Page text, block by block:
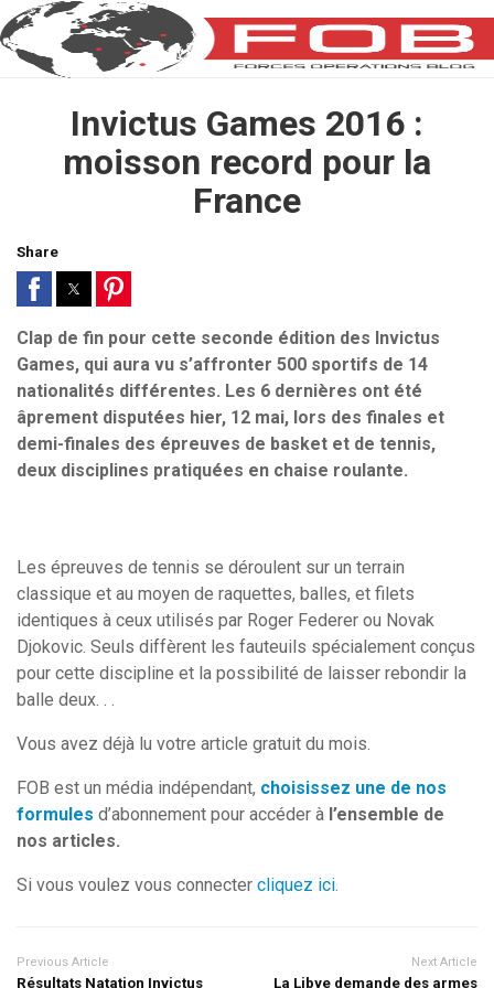
Invictus Games 2016 :
moisson record pour la
France
Share
Clap de fin pour cette seconde édition des Invictus
Games, qui aura vu s’affronter 500 sportifs de 14
nationalités différentes. Les 6 dernières ont été
âprement disputées hier, 12 mai, lors des finales et
demi-finales des épreuves de basket et de tennis,
deux disciplines pratiquées en chaise roulante.
Les épreuves de tennis se déroulent sur un terrain
classique et au moyen de raquettes, balles, et filets
identiques à ceux utilisés par Roger Federer ou Novak
Djokovic. Seuls diffèrent les fauteuils spécialement conçus
pour cette discipline et la possibilité de laisser rebondir la
balle deux. . .
Vous avez déjà lu votre article gratuit du mois.
FOB est un média indépendant, choisissez une de nos
formules d’abonnement pour accéder à l’ensemble de
nos articles.
Si vous voulez vous connecter cliquez ici.
Previous Article
Résultats Natation Invictus
Next Article
La Libye demande des armes